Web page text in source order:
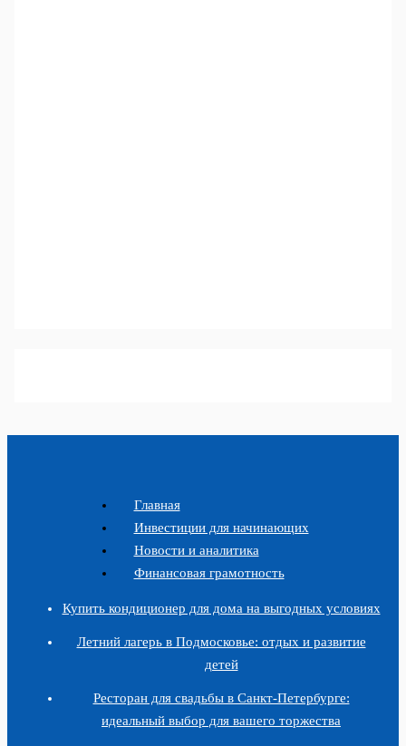
Главная
Инвестиции для начинающих
Новости и аналитика
Финансовая грамотность
Купить кондиционер для дома на выгодных условиях
Летний лагерь в Подмосковье: отдых и развитие
детей
Ресторан для свадьбы в Санкт-Петербурге:
идеальный выбор для вашего торжества